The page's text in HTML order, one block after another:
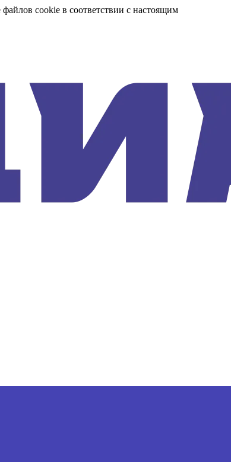
cookie в соответствии с настоящим